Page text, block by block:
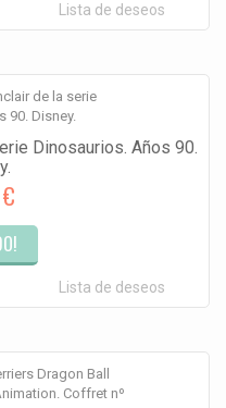
Lista de deseos
Dinosaurios. Años 90.
Lista de deseos